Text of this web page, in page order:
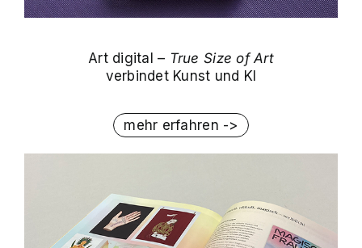
Art digital – True Size of Art
verbindet Kunst und KI
mehr erfahren ->